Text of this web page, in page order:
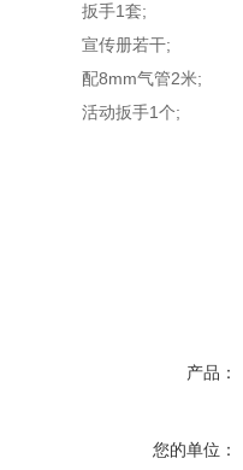
扳手1套;
宣传册若干;
配8mm气管2米;
活动扳手1个;
产品：
您的单位：